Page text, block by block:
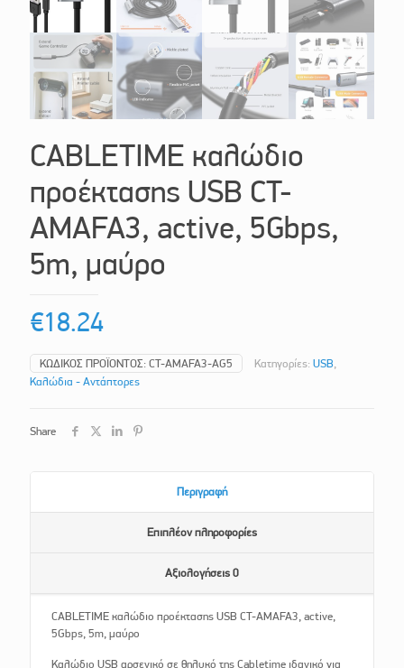
CABLETIME καλώδιο
προέκτασης USB CT-
AMAFA3, active, 5Gbps,
5m, μαύρο
€18.24
ΚΩΔΙΚΌΣ ΠΡΟΪΌΝΤΟΣ: CT-AMAFA3-AG5 Κατηγορίες: USB
Καλώδια - Αντάπτορες
Share
Περιγραφή
Επιπλέον πληροφορίες
Αξιολογήσεις 0
CABLETIME καλώδιο προέκτασης USB CT-AMAFA3, active,
5Gbps, 5m, μαύρο
Καλώδιο USB αρσενικό σε θηλυκό της Cabletime ιδανικό για